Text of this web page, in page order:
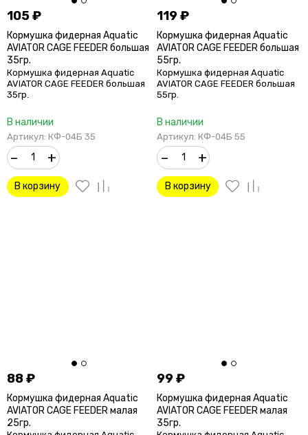
105₽
Кормушка фидерная Aquatic
AVIATOR CAGE FEEDER большая
35гр.
Кормушка фидерная Aquatic
AVIATOR CAGE FEEDER большая
35гр.
В наличии
Артикул: КФ-04Б 35
– +
В корзину
119₽
Кормушка фидерная Aquatic
AVIATOR CAGE FEEDER большая
55гр.
Кормушка фидерная Aquatic
AVIATOR CAGE FEEDER большая
55гр.
В наличии
Артикул: КФ-04Б 55
– +
В корзину
88₽
Кормушка фидерная Aquatic
AVIATOR CAGE FEEDER малая
25гр.
99₽
Кормушка фидерная Aquatic
AVIATOR CAGE FEEDER малая
35гр.